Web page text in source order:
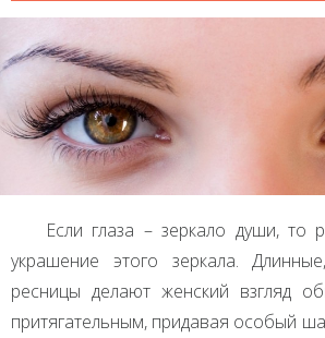
Если глаза – зеркало души, то
украшение этого зеркала.
ресницы делают женский взгляд
притягательным, придавая особый